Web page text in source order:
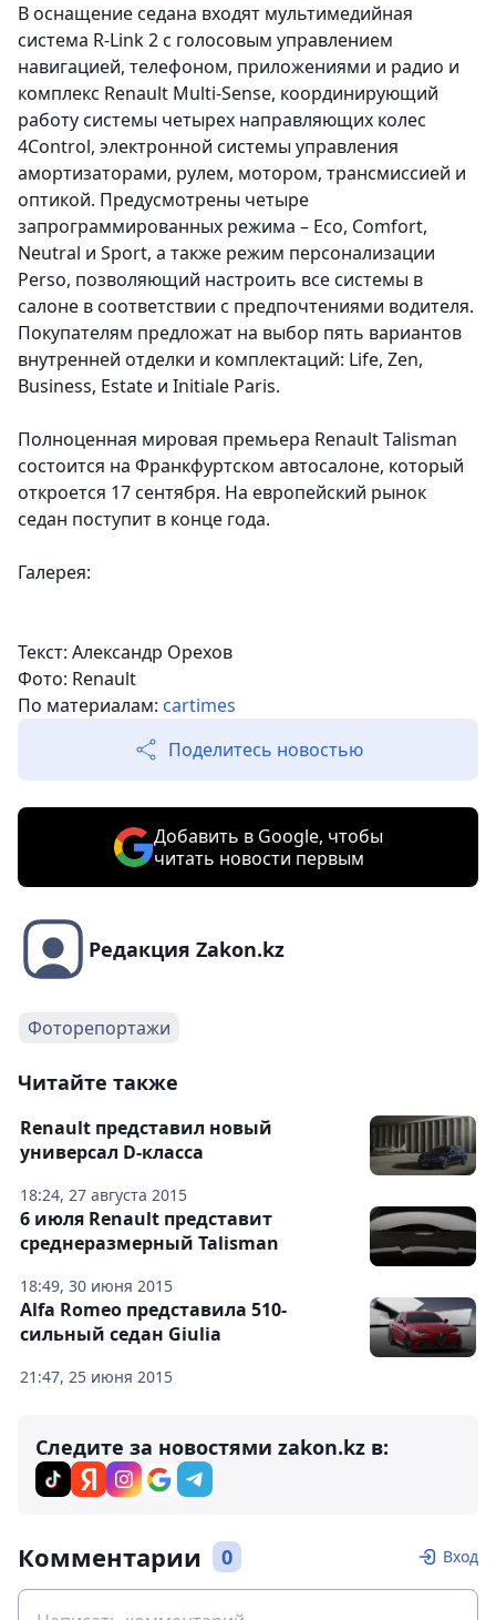
В оснащение седана входят мультимедийная
система R-Link 2 с голосовым управлением
навигацией, телефоном, приложениями и радио и
комплекс Renault Multi-Sense, координирующий
работу системы четырех направляющих колес
4Control, электронной системы управления
амортизаторами, рулем, мотором, трансмиссией и
оптикой. Предусмотрены четыре
запрограммированных режима – Eco, Comfort,
Neutral и Sport, а также режим персонализации
Perso, позволяющий настроить все системы в
салоне в соответствии с предпочтениями водителя.
Покупателям предложат на выбор пять вариантов
внутренней отделки и комплектаций: Life, Zen,
Business, Estate и Initiale Paris.
Полноценная мировая премьера Renault Talisman
состоится на Франкфуртском автосалоне, который
откроется 17 сентября. На европейский рынок
седан поступит в конце года.
Галерея:
Текст: Александр Орехов
Фото: Renault
По материалам: cartimes
Поделитесь новостью
Добавить в Google, чтобы
читать новости первым
Редакция Zakon.kz
Фоторепортажи
Читайте также
18:24, 27 августа 2015
Renault представил новый
универсал D-класса
18:49, 30 июня 2015
6 июля Renault представит
среднеразмерный Talisman
21:47, 25 июня 2015
Alfa Romeo представила 510-
сильный седан Giulia
Следите за новостями zakon.kz в:
Комментарии 0 Вход